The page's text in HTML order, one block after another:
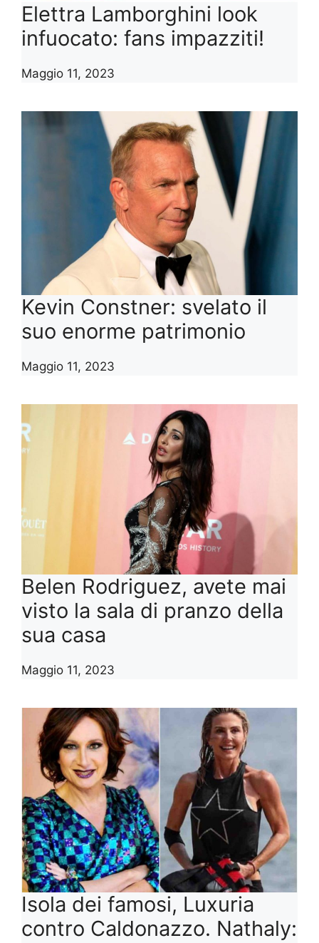
Elettra Lamborghini look
infuocato: fans impazziti!
Maggio 11, 2023
Kevin Constner: svelato il
suo enorme patrimonio
Maggio 11, 2023
Belen Rodriguez, avete mai
visto la sala di pranzo della
sua casa
Maggio 11, 2023
Isola dei famosi, Luxuria
contro Caldonazzo. Nathaly: